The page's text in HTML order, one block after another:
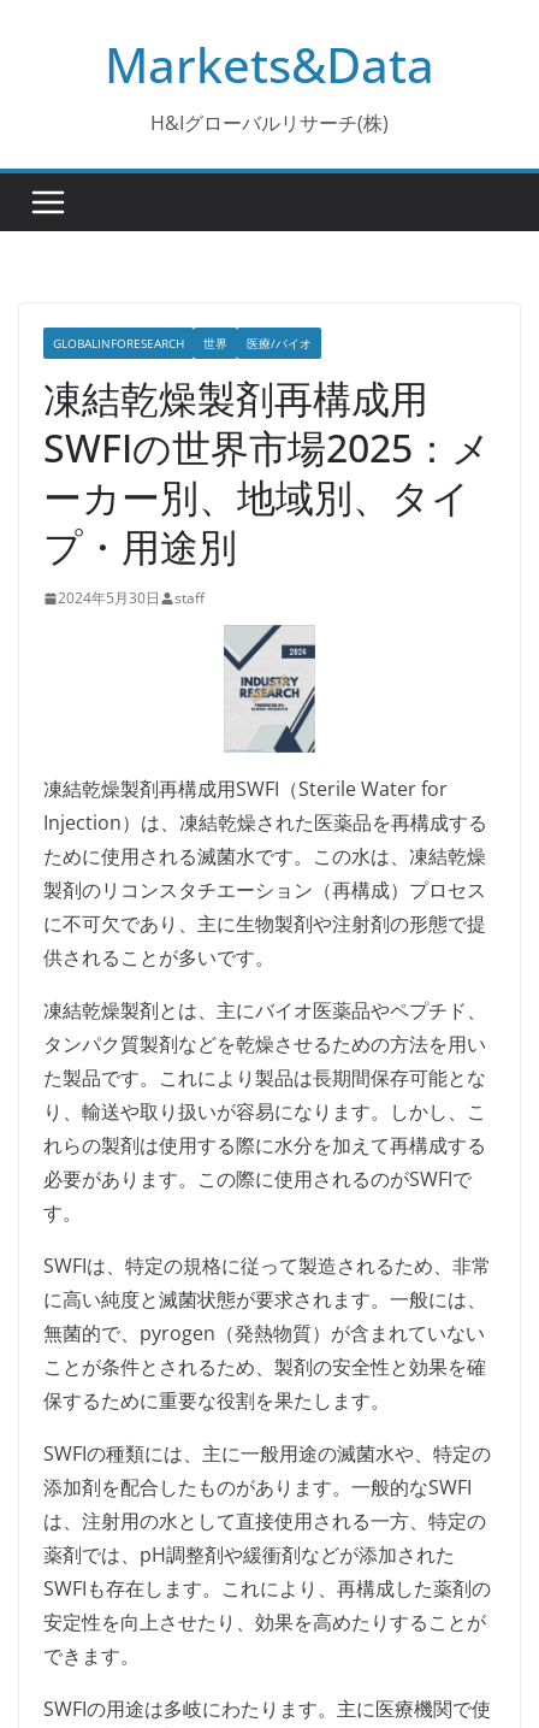
Markets&Data
H&Iグローバルリサーチ(株)
GLOBALINFORESEARCH 世界 医療/バイオ
凍結乾燥製剤再構成用
SWFIの世界市場2025：メ
ーカー別、地域別、タイ
プ・用途別
2024年5月30日 staff
凍結乾燥製剤再構成用SWFI（Sterile Water for
Injection）は、凍結乾燥された医薬品を再構成する
ために使用される滅菌水です。この水は、凍結乾燥
製剤のリコンスタチエーション（再構成）プロセス
に不可欠であり、主に生物製剤や注射剤の形態で提
供されることが多いです。
凍結乾燥製剤とは、主にバイオ医薬品やペプチド、
タンパク質製剤などを乾燥させるための方法を用い
た製品です。これにより製品は長期間保存可能とな
り、輸送や取り扱いが容易になります。しかし、こ
れらの製剤は使用する際に水分を加えて再構成する
必要があります。この際に使用されるのがSWFIで
す。
SWFIは、特定の規格に従って製造されるため、非常
に高い純度と滅菌状態が要求されます。一般には、
無菌的で、pyrogen（発熱物質）が含まれていない
ことが条件とされるため、製剤の安全性と効果を確
保するために重要な役割を果たします。
SWFIの種類には、主に一般用途の滅菌水や、特定の
添加剤を配合したものがあります。一般的なSWFI
は、注射用の水として直接使用される一方、特定の
薬剤では、pH調整剤や緩衝剤などが添加された
SWFIも存在します。これにより、再構成した薬剤の
安定性を向上させたり、効果を高めたりすることが
できます。
SWFIの用途は多岐にわたります。主に医療機関で使